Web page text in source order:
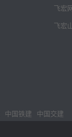
飞宏
飞宏
中国铁建 中国交建